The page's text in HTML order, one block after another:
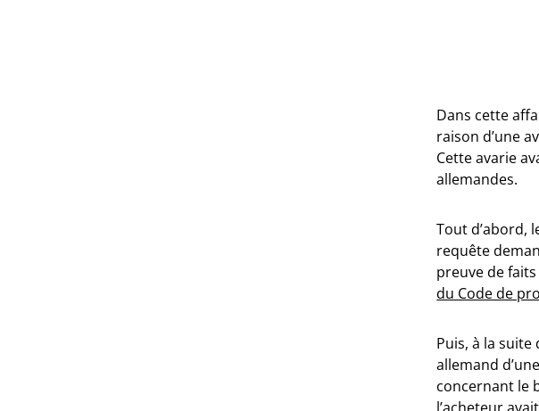
Dans cette
raison d’une
Cette avarie
allemandes.
Tout d’abord,
requête
preuve de
du Code de
Puis, à la
allemand
concernant le